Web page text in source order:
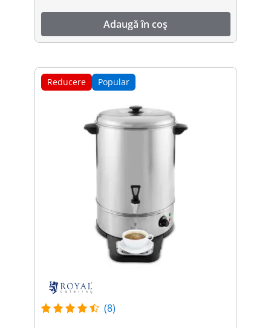
Adaugă în coș
Reducere Popular
(8)